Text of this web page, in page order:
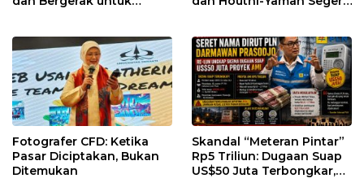
Fotografer CFD: Ketika
Pasar Diciptakan, Bukan
Ditemukan
Skandal “Meteran Pintar”
Rp5 Triliun: Dugaan Suap
US$50 Juta Terbongkar,